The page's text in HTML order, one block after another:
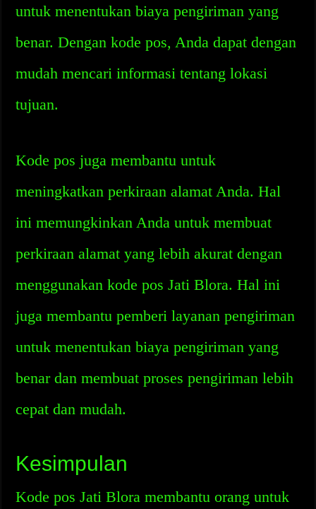
untuk menentukan biaya pengiriman yang
benar. Dengan kode pos, Anda dapat dengan
mudah mencari informasi tentang lokasi
tujuan.
Kode pos juga membantu untuk
meningkatkan perkiraan alamat Anda. Hal
ini memungkinkan Anda untuk membuat
perkiraan alamat yang lebih akurat dengan
menggunakan kode pos Jati Blora. Hal ini
juga membantu pemberi layanan pengiriman
untuk menentukan biaya pengiriman yang
benar dan membuat proses pengiriman lebih
cepat dan mudah.
Kesimpulan
Kode pos Jati Blora membantu orang untuk